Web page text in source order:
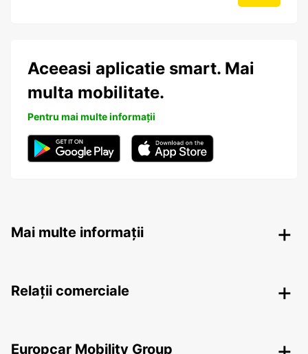
Aceeasi aplicatie smart. Mai
multa mobilitate.
Pentru mai multe informații
Mai multe informații
Relații comerciale
Europcar Mobility Group